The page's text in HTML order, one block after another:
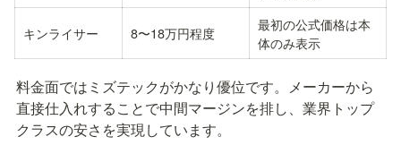
キンライサー 8〜18万円程度
最初の公式価格は本
体のみ表示
料金面ではミズテックがかなり優位です。メーカーから
直接仕入れすることで中間マージンを排し、業界トップ
クラスの安さを実現しています。